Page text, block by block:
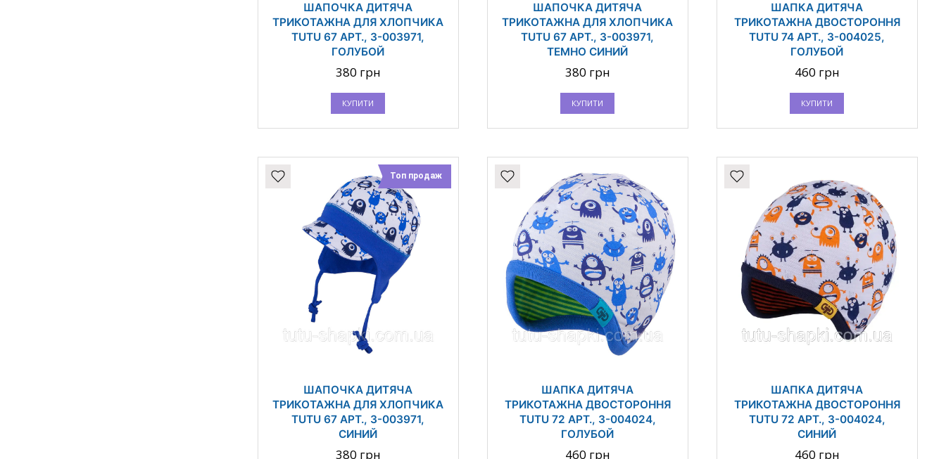
ШАПОЧКА ДИТЯЧА
ТРИКОТАЖНА ДЛЯ ХЛОПЧИКА
TUTU 67 АРТ., 3-003971,
ГОЛУБОЙ
380 грн
КУПИТИ
ШАПОЧКА ДИТЯЧА
ТРИКОТАЖНА ДЛЯ ХЛОПЧИКА
TUTU 67 АРТ., 3-003971,
ТЕМНО СИНИЙ
380 грн
КУПИТИ
ШАПКА ДИТЯЧА
ТРИКОТАЖНА ДВОСТОРОННЯ
TUTU 74 АРТ., 3-004025,
ГОЛУБОЙ
460 грн
КУПИТИ
Топ продаж
ШАПОЧКА ДИТЯЧА
ТРИКОТАЖНА ДЛЯ ХЛОПЧИКА
TUTU 67 АРТ., 3-003971,
СИНИЙ
380 грн
ШАПКА ДИТЯЧА
ТРИКОТАЖНА ДВОСТОРОННЯ
TUTU 72 АРТ., 3-004024,
ГОЛУБОЙ
460 грн
ШАПКА ДИТЯЧА
ТРИКОТАЖНА ДВОСТОРОННЯ
TUTU 72 АРТ., 3-004024,
СИНИЙ
460 грн